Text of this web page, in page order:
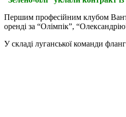
Першим професійним клубом
оренді за “Олімпік”,
У складі луганської команди